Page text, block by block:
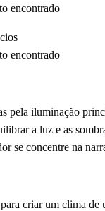
encontrado
encontrado
pela iluminação
a luz e as
se concentre na
criar um clima de